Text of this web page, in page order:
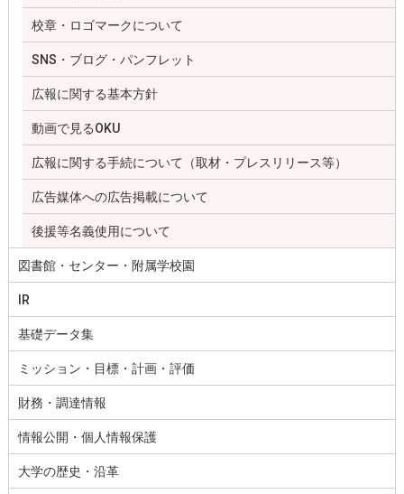
校章・ロゴマークについて
SNS・ブログ・パンフレット
広報に関する基本方針
動画で見るOKU
広報に関する手続について（取材・プレスリリース等）
広告媒体への広告掲載について
後援等名義使用について
図書館・センター・附属学校園
IR
基礎データ集
ミッション・目標・計画・評価
財務・調達情報
情報公開・個人情報保護
大学の歴史・沿革